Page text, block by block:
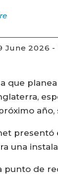
June 2026 -
que
presentó
una
punto de